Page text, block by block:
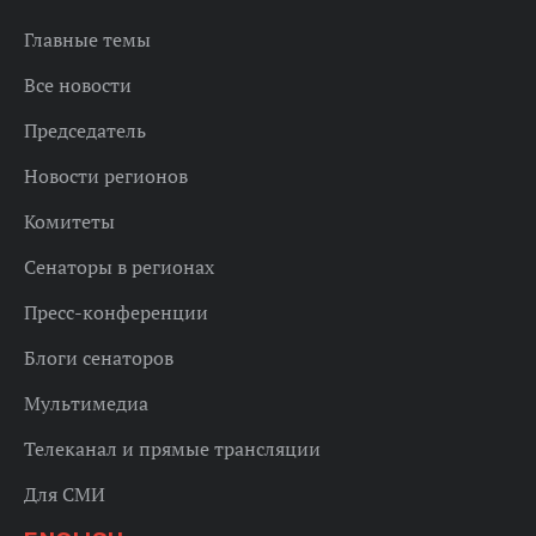
Главные темы
Все новости
Председатель
Новости регионов
Комитеты
Сенаторы в регионах
Пресс-конференции
Блоги сенаторов
Мультимедиа
Телеканал и прямые трансляции
Для СМИ